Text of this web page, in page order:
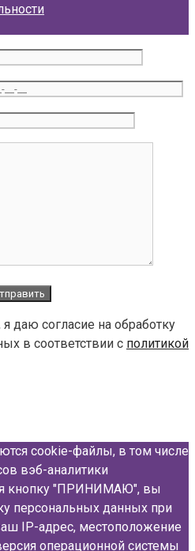
даю согласие на обработку
в соответствии с политикой
cookie-файлы, в том числе
вэб-аналитики
кнопку "ПРИНИМАЮ", вы
персональных данных при
IP-адрес, местоположение
операционной системы